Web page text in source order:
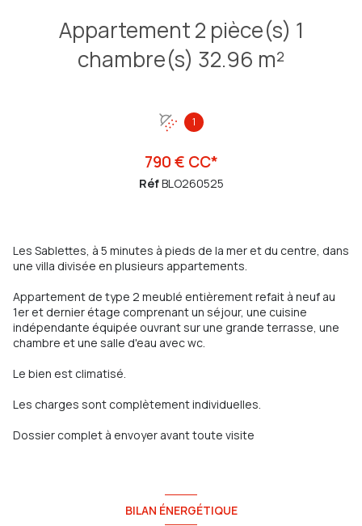
Appartement 2 pièce(s) 1
chambre(s) 32.96 m²
1
790 € CC*
RéfBLO260525
Les Sablettes, à 5 minutes à pieds de la mer et du centre, dans
une villa divisée en plusieurs appartements.
Appartement de type 2 meublé entièrement refait à neuf au
1er et dernier étage comprenant un séjour, une cuisine
indépendante équipée ouvrant sur une grande terrasse, une
chambre et une salle d'eau avec wc.
Le bien est climatisé.
Les charges sont complètement individuelles.
Dossier complet à envoyer avant toute visite
BILAN ÉNERGÉTIQUE